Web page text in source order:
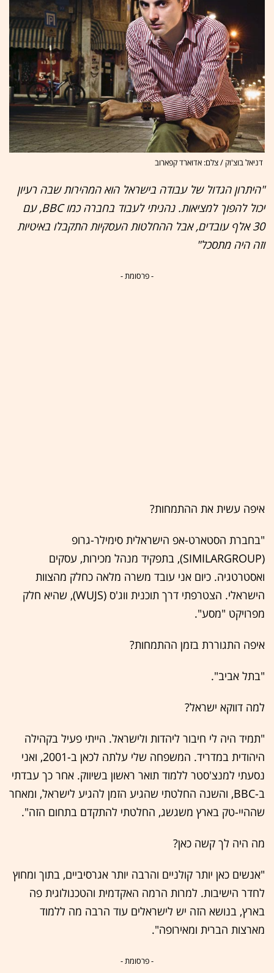
דניאל בוצ'וק / צלם: אדוארד קפארוב
"היתרון הגדול של עבודה בישראל הוא המהירות שבה רעיון
יכול להפוך למציאות. נהניתי לעבוד בחברה כמו BBC, עם
30 אלף עובדים, אבל ההחלטות העסקיות התקבלו באיטיות
וזה היה מתסכל"
- פרסומת -
איפה עשית את ההתמחות?
"בחברת הסטארט-אפ הישראלית סימילר-גרופ
(SIMILARGROUP), בתפקיד מנהל מכירות, עסקים
ואסטרטגיה. כיום אני עובד משרה מלאה כחלק מהצוות
הישראלי. הצטרפתי דרך תוכנית ווג'ס (WUJS), שהיא חלק
מפרויקט "מסע".
איפה התגוררת בזמן ההתמחות?
"בתל אביב".
למה דווקא ישראל?
"תמיד היה לי חיבור ליהדות ולישראל. הייתי פעיל בקהילה
היהודית במדריד. המשפחה שלי עלתה לכאן ב-2001, ואני
נסעתי למנצ'סטר ללמוד תואר ראשון בשיווק. אחר כך עבדתי
ב-BBC, והשנה החלטתי שהגיע הזמן להגיע לישראל, ומאחר
שההיי-טק בארץ משגשג, החלטתי להתקדם בתחום הזה".
מה היה לך קשה כאן?
"אנשים כאן יותר קולניים והרבה יותר אגרסיביים, בתוך ומחוץ
לחדר הישיבות. למרות הרמה האקדמית והטכנולוגית פה
בארץ, בנושא הזה יש לישראלים עוד הרבה מה ללמוד
מארצות הברית ומאירופה".
- פרסומת -